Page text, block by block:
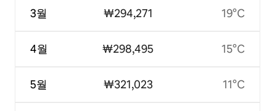
3월
4월
5월
₩294,271
₩298,495
₩321,023
19°C
15°C
11°C